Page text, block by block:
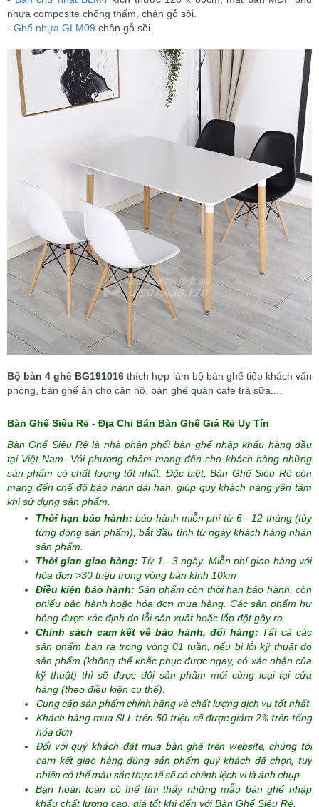
nhựa composite chống thấm, chân gỗ sồi.
- Ghế nhựa GLM09 chân gỗ sồi.
Bộ bàn 4 ghế BG191016 thích hợp làm bộ bàn ghế tiếp khách văn
phòng, bàn ghế ăn cho căn hộ, bàn ghế quán cafe trà sữa....
Bàn Ghế Siêu Rẻ - Địa Chỉ Bán Bàn Ghế Giá Rẻ Uy Tín
Bàn Ghế Siêu Rẻ là nhà phân phối bàn ghế nhập khẩu hàng đầu
tại Việt Nam. Với phương châm mang đến cho khách hàng những
sản phẩm có chất lượng tốt nhất. Đặc biệt,Bàn Ghế Siêu Rẻcòn
mang đến chế độ bảo hành dài hạn, giúp quý khách hàng yên tâm
khi sử dụng sản phẩm.
Thời hạn bảo hành:bảo hành miễn phí từ 6 - 12 tháng (tùy
từng dòng sản phẩm),bắt đầu tính từ ngày khách hàng nhận
sản phẩm.
Thời gian giao hàng: Từ 1 - 3 ngày. Miễn phí giao hàng với
hóa đơn >30 triệu trong vòng bán kính 10km
Điều kiện bảo hành:Sản phẩm còn thời hạn bảo hành, còn
phiếu bảo hành hoặc hóa đơn mua hàng. Các sản phẩm hư
hỏng được xác định do lỗi sản xuất hoặc lắp đặt gây ra.
Chính sách cam kết về bảo hành, đổi hàng: Tất cả các
sản phẩm bán ra trong vòng 01 tuần, nếu bị lỗi kỹ thuật do
sản phẩm (không thể khắc phục được ngay, có xác nhận của
kỹ thuật) thì sẽ được đổi sản phẩm mới cùng loại tại cửa
hàng (theo điều kiện cụ thể).
Cung cấp sản phẩm chính hãng và chất lượng dịch vụ tốt nhất
Khách hàng mua SLL trên 50 triệu sẽ được giảm 2% trên tổng
hóa đơn
Đối với quý khách đặt mua bàn ghế trên website, chúng tôi
cam kết giao hàng đúng sản phẩm quý khách đã chọn, tuy
nhiên có thể màu sắc thực tế sẽ có chênh lệch vì là ảnh chụp.
Bạn hoàn toàn có thể tìm thấy những mẫu bàn ghế nhập
khẩu chất lượng cao, giá tốt khi đến vớiBàn Ghế Siêu Rẻ.